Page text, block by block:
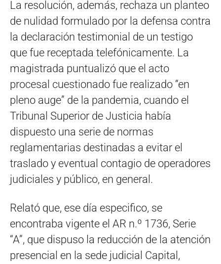
La resolución, además, rechaza un planteo
de nulidad formulado por la defensa contra
la declaración testimonial de un testigo
que fue receptada telefónicamente. La
magistrada puntualizó que el acto
procesal cuestionado fue realizado “en
pleno auge” de la pandemia, cuando el
Tribunal Superior de Justicia había
dispuesto una serie de normas
reglamentarias destinadas a evitar el
traslado y eventual contagio de operadores
judiciales y público, en general.
Relató que, ese día especifico, se
encontraba vigente el AR n.º 1736, Serie
“A”, que dispuso la reducción de la atención
presencial en la sede judicial Capital,